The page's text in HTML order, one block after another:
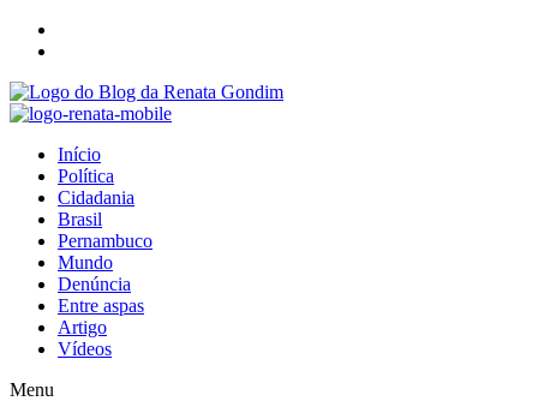
Início
Política
Cidadania
Brasil
Pernambuco
Mundo
Denúncia
Entre aspas
Artigo
Vídeos
Menu